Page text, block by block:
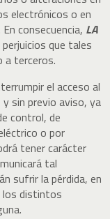
electrónicos o en
consecuencia, LA
que tales
a terceros.
el acceso al
sin previo aviso, ya
control, de
o por
tener carácter
tal
sufrir la pérdida, en
los distintos